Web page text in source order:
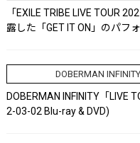
「EXILE TRIBE LIVE TOUR
露した「GET IT ON」のパフ
DOBERMAN INFINITY
DOBERMAN INFINITY「LIVE
2-03-02 Blu-ray & DVD)